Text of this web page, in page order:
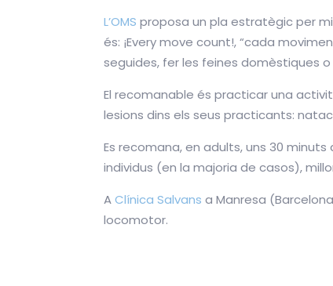
L’OMS proposa un pla estratègic per
és: ¡Every move count!, “cada
seguides, fer les feines domèstiques
El recomanable és practicar una
lesions dins els seus practicants:
Es recomana, en adults, uns 30
individus (en la majoria de casos),
AClínica Salvans a Manresa
locomotor.